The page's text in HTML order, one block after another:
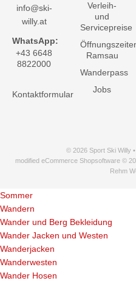
info@ski-
willy.at
WhatsApp:
+43 6648
8822000
Kontaktformular
Verleih-
und
Servicepreise
Ramsau
Wanderpass
Jobs
© 2026 Sport Ski Willy
modified eCommerce Shopsoftware ©
Rehm
Sommer
Wandern
Wander und Berg Bekleidung
Wander Jacken und Westen
Wanderjacken
Wanderwesten
Wander Hosen